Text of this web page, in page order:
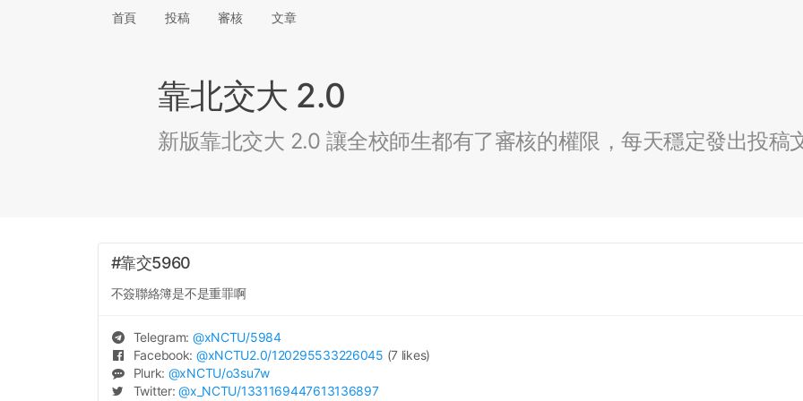
首頁 投稿 審核 文章
靠北交大 2.0
新版靠北交大 2.0 讓全校師生都有了審核的權限，每天穩定發出投稿
#靠交5960
不簽聯絡簿是不是重罪啊
Telegram: @xNCTU/5984
Facebook: @xNCTU2.0/120295533226045 (7 likes)
Plurk: @xNCTU/o3su7w
Twitter:@x_NCTU/1331169447613136897